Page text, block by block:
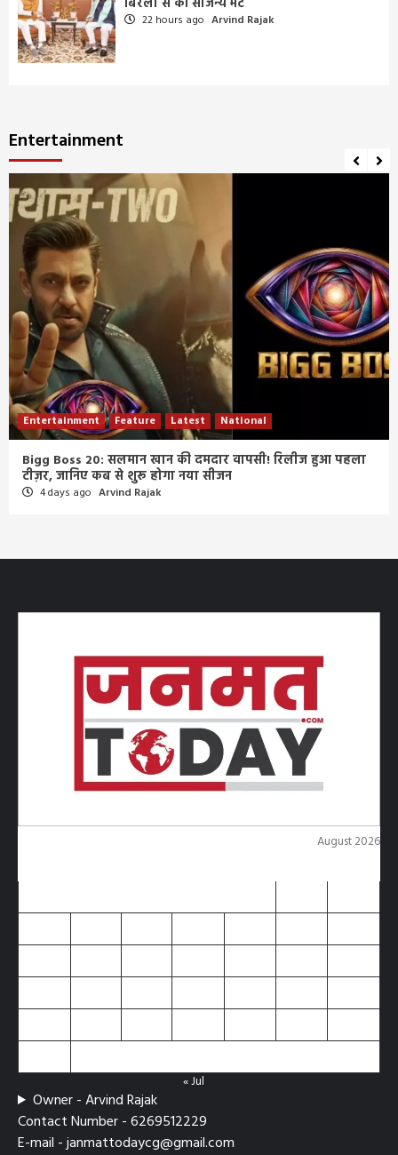
बिरला से की सौजन्य भेंट
22 hours ago Arvind Rajak
Entertainment
Entertainment Feature Latest National
Bigg Boss 20: सलमान खान की दमदार वापसी! रिलीज हुआ पहला
टीज़र, जानिए कब से शुरू होगा नया सीजन
4 days ago Arvind Rajak
August 2026
« Jul
Owner - Arvind Rajak
Contact Number - 6269512229
E-mail - janmattodaycg@gmail.com